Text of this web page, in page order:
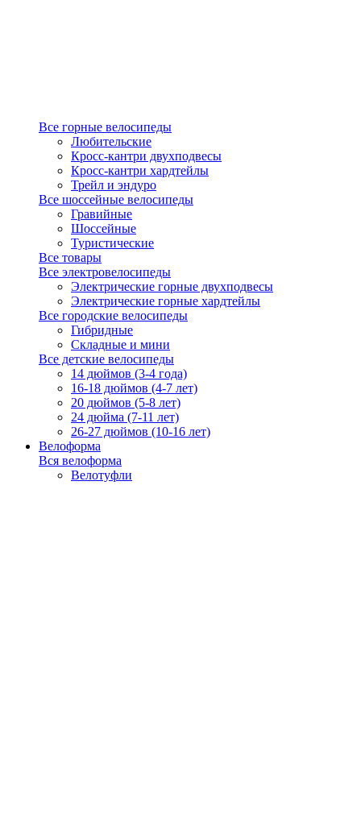
Все горные велосипеды
Любительские
Кросс-кантри двухподвесы
Кросс-кантри хардтейлы
Трейл и эндуро
Все шоссейные велосипеды
Гравийные
Шоссейные
Туристические
Все товары
Все электровелосипеды
Электрические горные двухподвесы
Электрические горные хардтейлы
Все городские велосипеды
Гибридные
Складные и мини
Все детские велосипеды
14 дюймов (3-4 года)
16-18 дюймов (4-7 лет)
20 дюймов (5-8 лет)
24 дюйма (7-11 лет)
26-27 дюймов (10-16 лет)
Велоформа
Вся велоформа
Велотуфли